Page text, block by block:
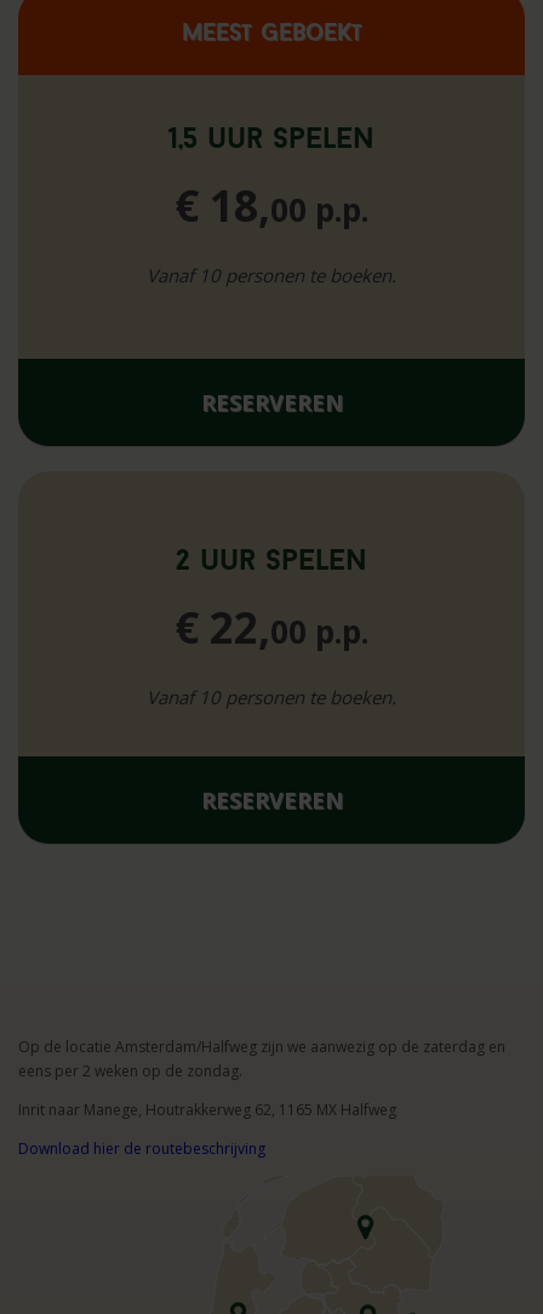
Meest geboekt
1,5 uur spelen
€ 18,00 p.p.
Vanaf 10 personen te boeken.
RESERVEREN
2 uur spelen
€ 22,00 p.p.
Vanaf 10 personen te boeken.
RESERVEREN
Op de locatie Amsterdam/Halfweg zijn we aanwezig op de zaterdag en
eens per 2 weken op de zondag.
Inrit naar Manege, Houtrakkerweg 62, 1165 MX Halfweg
Download hier de routebeschrijving